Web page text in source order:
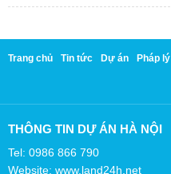
Trang chủ Tin tức Dự án Pháp lý
THÔNG TIN DỰ ÁN HÀ NỘI
Tel: 0986 866 790
Website: www.land24h.net